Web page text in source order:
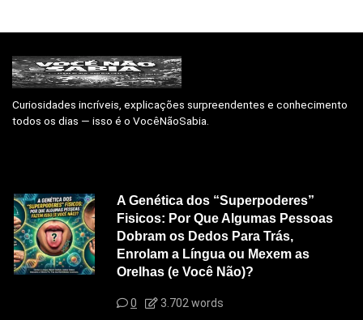
Curiosidades incríveis, explicações surpreendentes e conhecimento
todos os dias — isso é o VocêNãoSabia.
A Genética dos “Superpoderes”
Fisicos: Por Que Algumas Pessoas
Dobram os Dedos Para Trás,
Enrolam a Língua ou Mexem as
Orelhas (e Você Não)?
0 3.702 words